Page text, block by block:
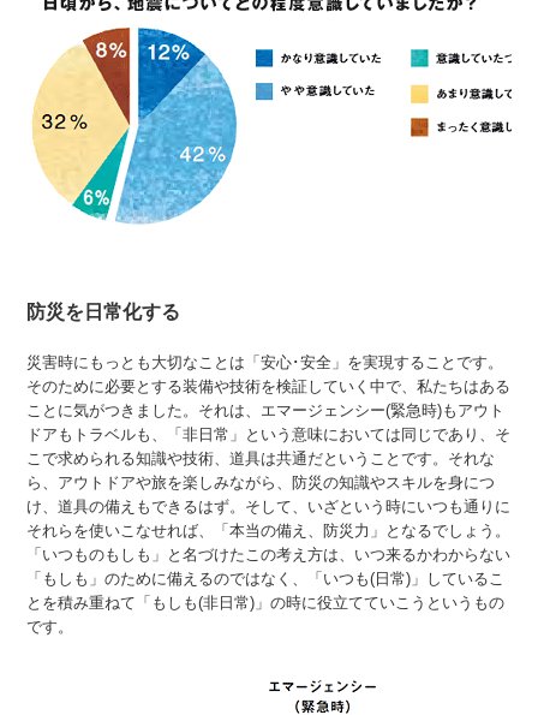
防災を日常化する
災害時にもっとも大切なことは「安心･安全」を実現することです。
そのために必要とする装備や技術を検証していく中で、私たちはある
ことに気がつきました。それは、エマージェンシー(緊急時)もアウト
ドアもトラベルも、「非日常」という意味においては同じであり、そ
こで求められる知識や技術、道具は共通だということです。それな
ら、アウトドアや旅を楽しみながら、防災の知識やスキルを身につ
け、道具の備えもできるはず。そして、いざという時にいつも通りに
それらを使いこなせれば、「本当の備え、防災力」となるでしょう。
「いつものもしも」と名づけたこの考え方は、いつ来るかわからない
「もしも」のために備えるのではなく、「いつも(日常)」しているこ
とを積み重ねて「もしも(非日常)」の時に役立てていこうというもの
です。